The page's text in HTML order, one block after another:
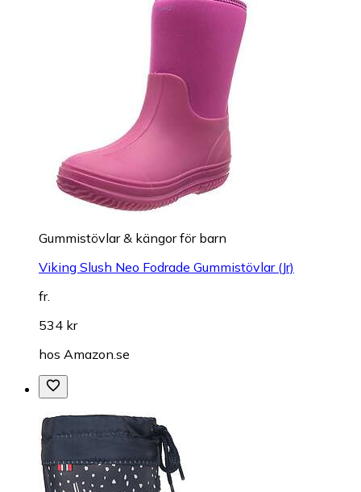
Gummistövlar & kängor för barn
Viking Slush Neo Fodrade Gummistövlar (Jr)
fr.
534 kr
hos Amazon.se